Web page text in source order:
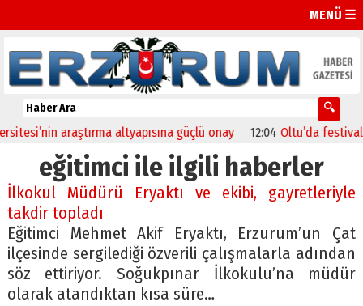
MENÜ ☰
araştırma altyapısına güçlü onay 12:04 Oltu’da festival
eğitimci ile ilgili haberler
İlkokul Müdürü Eryaktı ve ekibi, gayretleriyle
takdir topladı
Eğitimci Mehmet Akif Eryaktı, Erzurum’un Çat
ilçesinde sergilediği özverili çalışmalarla adından
söz ettiriyor. Soğukpınar İlkokulu’na müdür
olarak atandıktan kısa süre…